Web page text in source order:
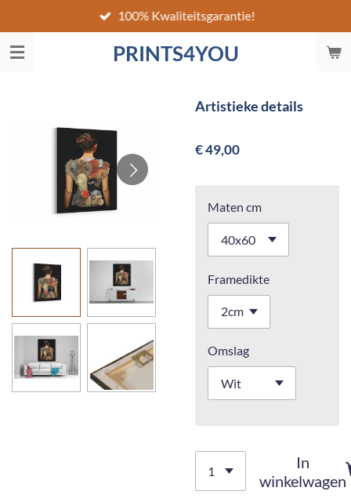
direct
naar
PRINTS4YOU
100% Kwaliteitsgarantie!
Artistieke details
€ 49,00
Maten cm
Framedikte
Omslag
In
winkelwagen